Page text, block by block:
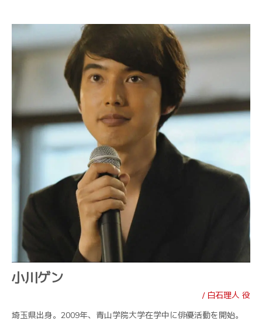
小川ゲン
/ 白石理人 役
埼玉県出身。2009年、青山学院大学在学中に俳優活動を開始。